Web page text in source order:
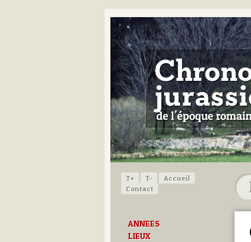
T+ T-
Accueil
Contact
ANNEES
LIEUX